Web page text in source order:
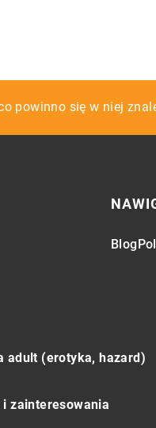
z działki?
powinno się w niej
przy kupnie
Blog
adult (erotyka, hazard)
i zainteresowania